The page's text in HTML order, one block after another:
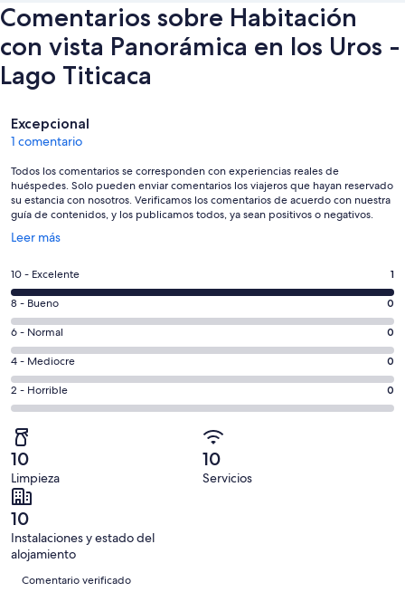
Comentarios sobre Habitación
con vista Panorámica en los Uros -
Lago Titicaca
Comentarios
Excepcional
1 comentario
Todos los comentarios se corresponden con experiencias reales de
huéspedes. Solo pueden enviar comentarios los viajeros que hayan reservado
su estancia con nosotros. Verificamos los comentarios de acuerdo con nuestra
guía de contenidos, y los publicamos todos, ya sean positivos o negativos.
Leer más
Se
en
una
ventana
nueva
1
comentarios
de
un
total
de
1
con
una
puntuación
de
10
-
Excelente
10 - Excelente 1
0
comentarios
de
un
total
de
con
una
puntuación
de
8
-
Bueno
8 - Bueno 0
0
comentarios
de
un
total
de
con
una
puntuación
de
6
-
Normal
6 - Normal 0
0
comentarios
de
total
de
1
con
una
puntuación
de
4 - Mediocre 0
0
comentarios
de
un
total
de
1
con
una
puntuación
de
2 - Horrible 0
10
Limpieza
10
Servicios
10
Instalaciones y estado del
alojamiento
Comentarios
Comentario verificado